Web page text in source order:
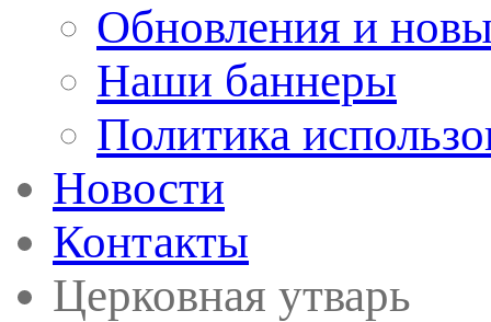
Обновления и
Наши баннеры
Политика
Новости
Контакты
Церковная утварь